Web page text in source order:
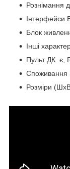
Рознімання
Інтерфейси
Блок
Інші
Пульт ДК є,
Споживання
Розміри